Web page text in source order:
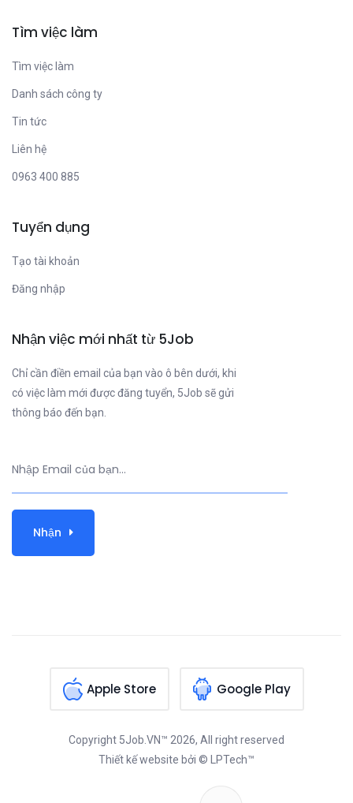
Tìm việc làm
Tìm việc làm
Danh sách công ty
Tin tức
Liên hệ
0963 400 885
Tuyển dụng
Tạo tài khoản
Đăng nhập
Nhận việc mới nhất từ 5Job
Chỉ cần điền email của bạn vào ô bên dưới, khi
có việc làm mới được đăng tuyển, 5Job sẽ gửi
thông báo đến bạn.
Nhận
Apple Store Google Play
Copyright 5Job.VN™ 2026, All right reserved
Thiết kế website bởi © LPTech™